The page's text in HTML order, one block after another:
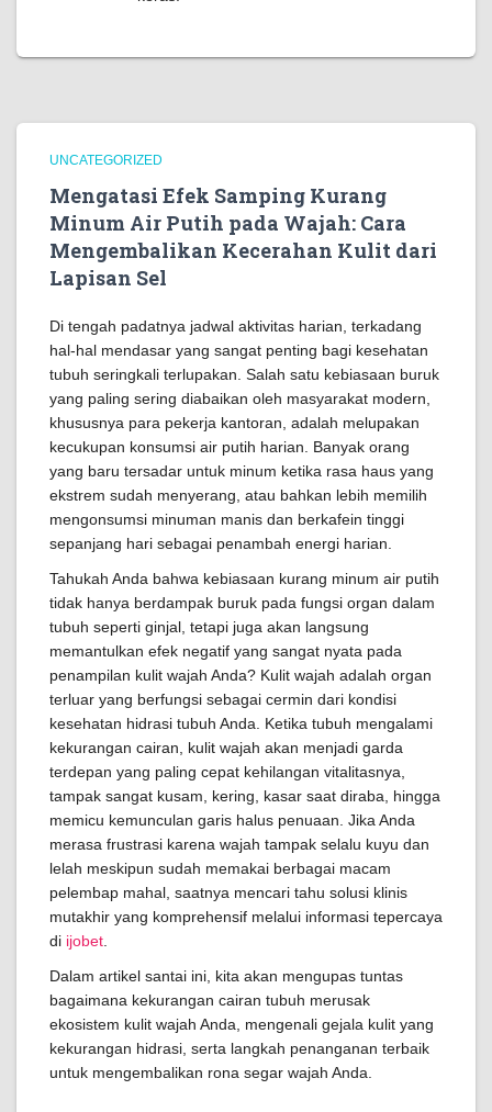
UNCATEGORIZED
Mengatasi Efek Samping Kurang
Minum Air Putih pada Wajah: Cara
Mengembalikan Kecerahan Kulit dari
Lapisan Sel
Di tengah padatnya jadwal aktivitas harian, terkadang
hal-hal mendasar yang sangat penting bagi kesehatan
tubuh seringkali terlupakan. Salah satu kebiasaan buruk
yang paling sering diabaikan oleh masyarakat modern,
khususnya para pekerja kantoran, adalah melupakan
kecukupan konsumsi air putih harian. Banyak orang
yang baru tersadar untuk minum ketika rasa haus yang
ekstrem sudah menyerang, atau bahkan lebih memilih
mengonsumsi minuman manis dan berkafein tinggi
sepanjang hari sebagai penambah energi harian.
Tahukah Anda bahwa kebiasaan kurang minum air putih
tidak hanya berdampak buruk pada fungsi organ dalam
tubuh seperti ginjal, tetapi juga akan langsung
memantulkan efek negatif yang sangat nyata pada
penampilan kulit wajah Anda? Kulit wajah adalah organ
terluar yang berfungsi sebagai cermin dari kondisi
kesehatan hidrasi tubuh Anda. Ketika tubuh mengalami
kekurangan cairan, kulit wajah akan menjadi garda
terdepan yang paling cepat kehilangan vitalitasnya,
tampak sangat kusam, kering, kasar saat diraba, hingga
memicu kemunculan garis halus penuaan. Jika Anda
merasa frustrasi karena wajah tampak selalu kuyu dan
lelah meskipun sudah memakai berbagai macam
pelembap mahal, saatnya mencari tahu solusi klinis
mutakhir yang komprehensif melalui informasi tepercaya
di ijobet
Dalam artikel santai ini, kita akan mengupas tuntas
bagaimana kekurangan cairan tubuh merusak
ekosistem kulit wajah Anda, mengenali gejala kulit yang
kekurangan hidrasi, serta langkah penanganan terbaik
untuk mengembalikan rona segar wajah Anda.